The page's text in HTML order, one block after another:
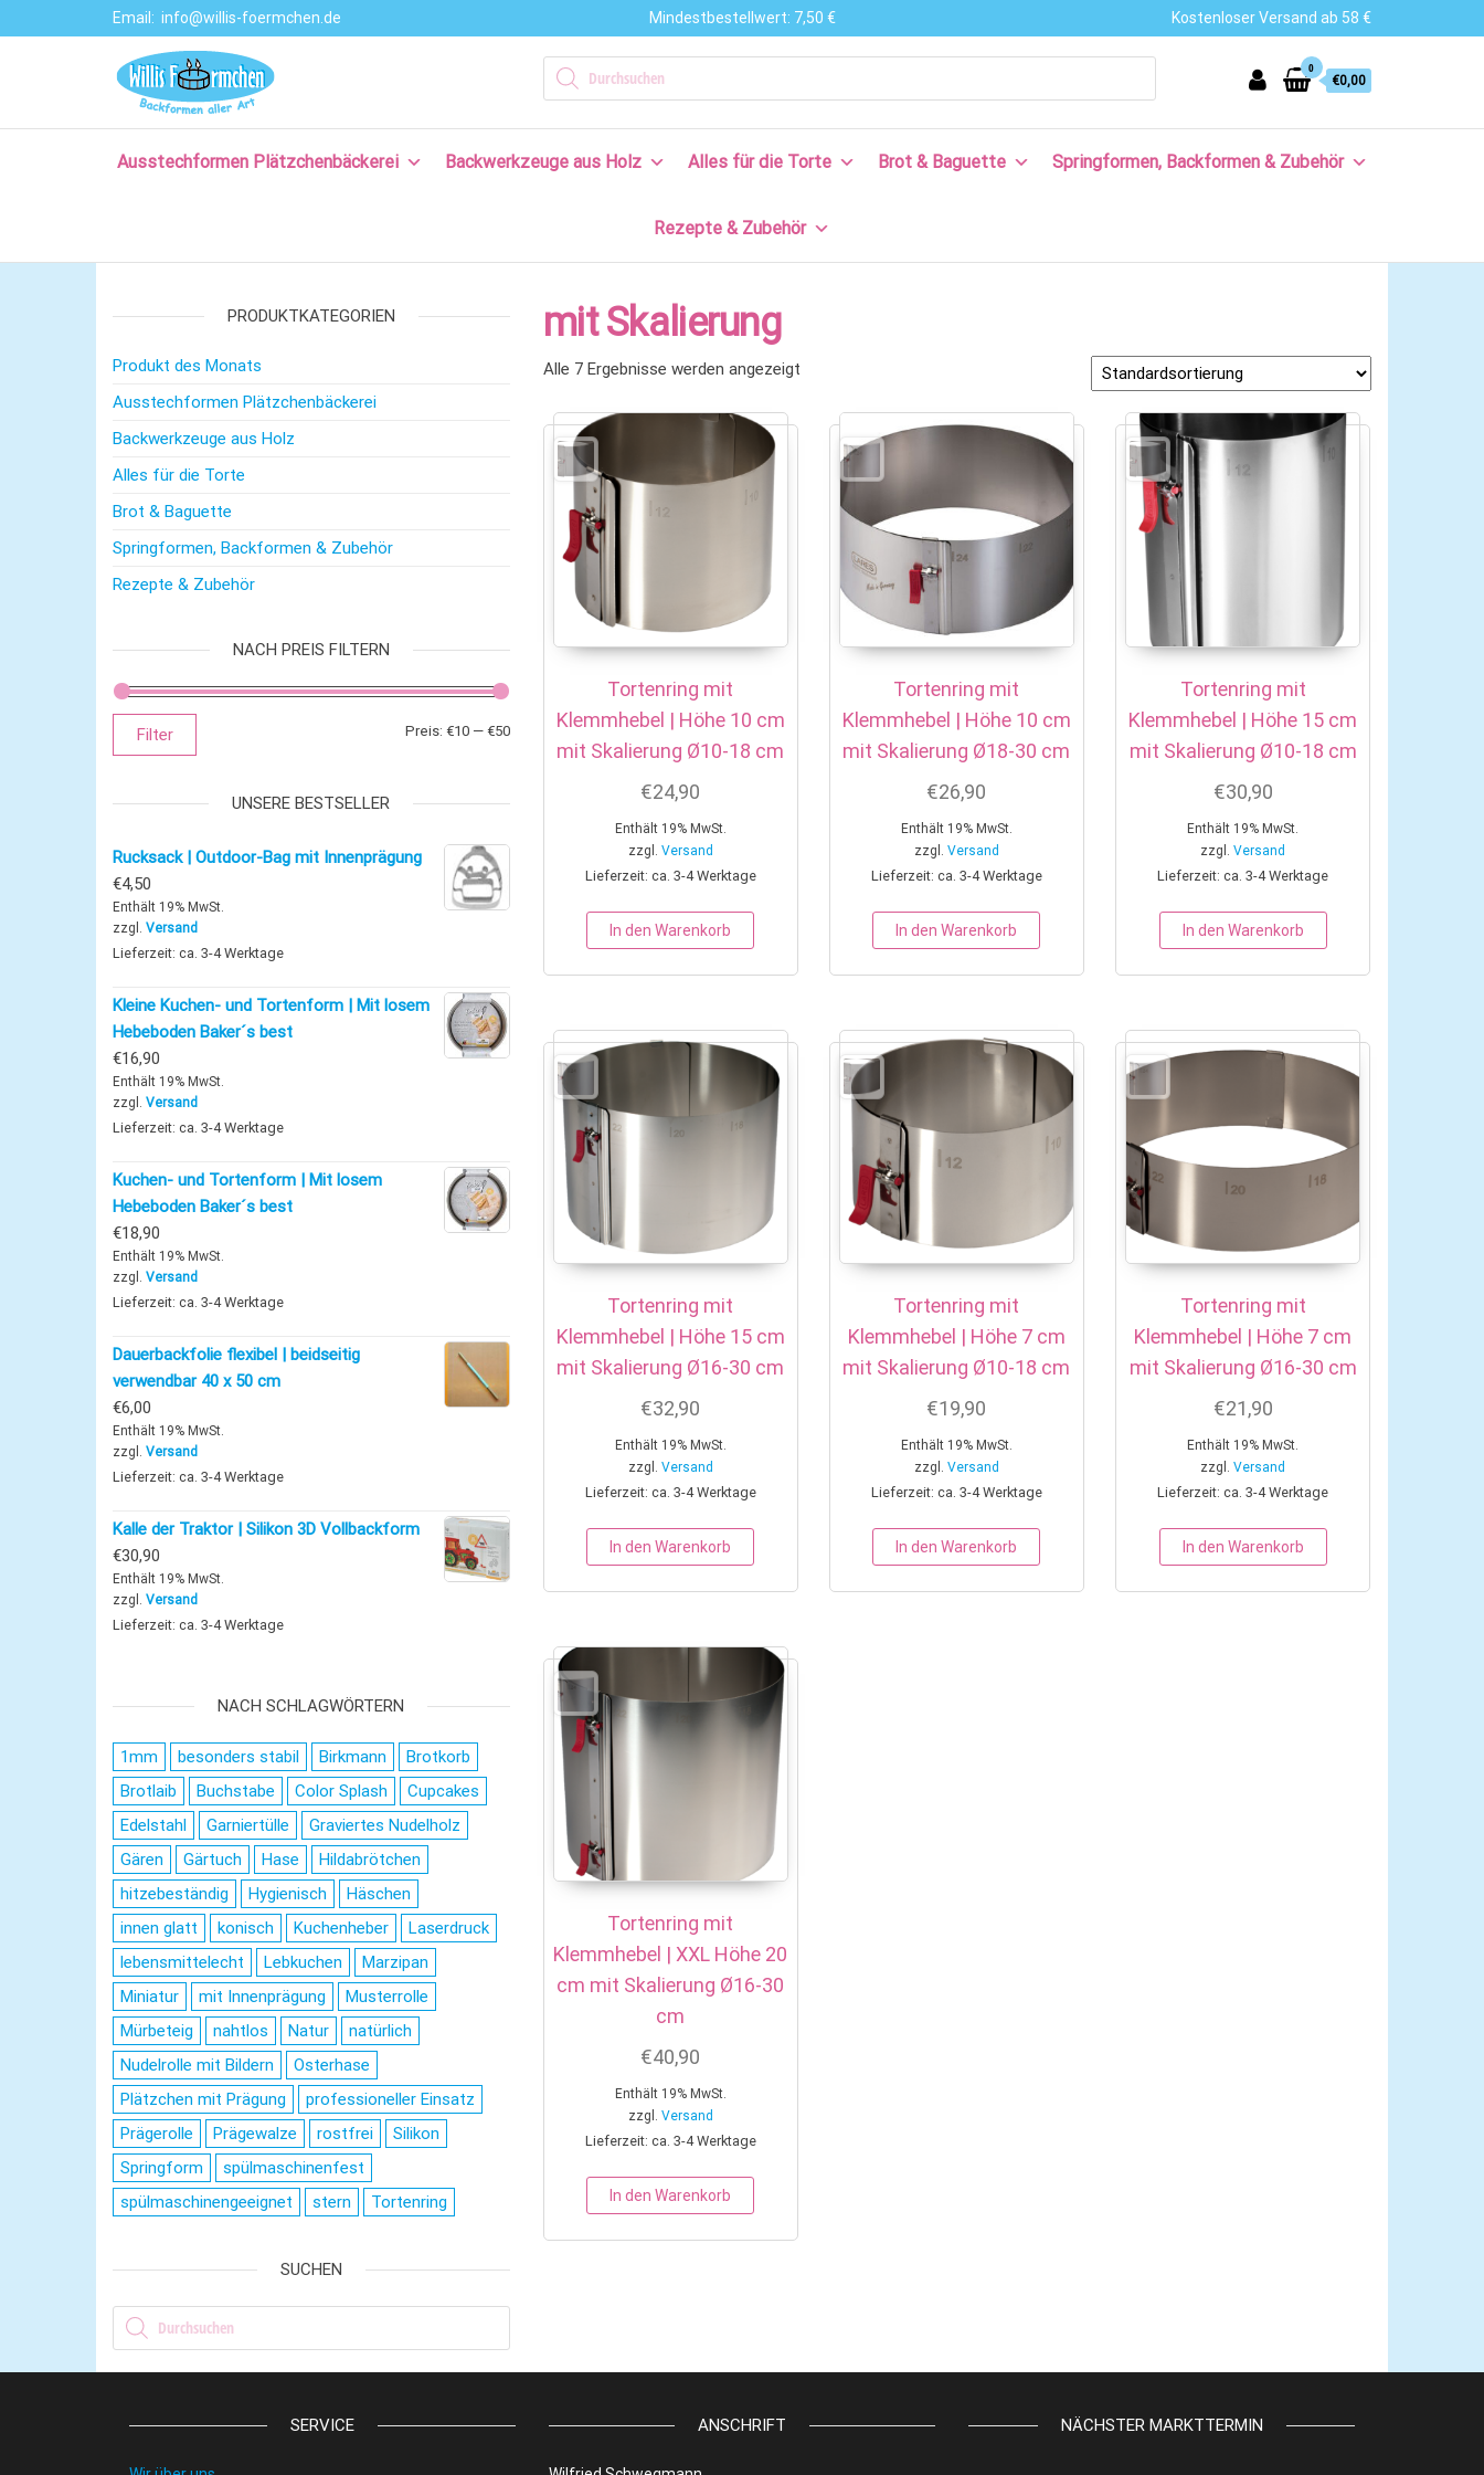
Email: info@willis-foermchen.de Mindestbestellwert: 7,50 € Kostenloser Versand ab 58 €
Ausstechformen
– Backformen
Große Auswahl
an
mit Rezepten
Products search
0
€0,00
Ausstechformen Plätzchenbäckerei Backwerkzeuge aus Holz Alles für die Torte Brot & Baguette Springformen, Backformen & Zubehör
Rezepte & Zubehör
mit Skalierung
Alle 7 Ergebnisse werden angezeigt
Tortenring mit
Klemmhebel | Höhe 10 cm
mit Skalierung Ø10-18 cm
€24,90
Enthält 19% MwSt.
zzgl. Versand
Lieferzeit: ca. 3-4 Werktage
In den Warenkorb
Tortenring mit
Klemmhebel | Höhe 10 cm
mit Skalierung Ø18-30 cm
€26,90
Enthält 19% MwSt.
zzgl. Versand
Lieferzeit: ca. 3-4 Werktage
In den Warenkorb
Tortenring mit
Klemmhebel | Höhe 15 cm
mit Skalierung Ø10-18 cm
€30,90
Enthält 19% MwSt.
zzgl.Versand
Lieferzeit: ca. 3-4 Werktage
In den Warenkorb
Tortenring mit
Klemmhebel | Höhe 15 cm
mit Skalierung Ø16-30 cm
€32,90
Enthält 19% MwSt.
zzgl. Versand
Lieferzeit: ca. 3-4 Werktage
In den Warenkorb
Tortenring mit
Klemmhebel | Höhe 7 cm
mit Skalierung Ø10-18 cm
€19,90
Enthält 19% MwSt.
zzgl. Versand
Lieferzeit: ca. 3-4 Werktage
In den Warenkorb
Tortenring mit
Klemmhebel | Höhe 7 cm
mit Skalierung Ø16-30 cm
€21,90
Enthält 19% MwSt.
zzgl.Versand
Lieferzeit: ca. 3-4 Werktage
In den Warenkorb
Tortenring mit
Klemmhebel | XXL Höhe 20
cm mit Skalierung Ø16-30
cm
€40,90
Enthält 19% MwSt.
zzgl. Versand
Lieferzeit: ca. 3-4 Werktage
In den Warenkorb
PRODUKTKATEGORIEN
Produkt des Monats
Ausstechformen Plätzchenbäckerei
Backwerkzeuge aus Holz
Alles für die Torte
Brot & Baguette
Springformen, Backformen & Zubehör
Rezepte & Zubehör
NACH PREIS FILTERN
Min. Preis
Max. Preis
Filter Preis: €10— €50
UNSERE BESTSELLER
Rucksack | Outdoor-Bag mit Innenprägung
€4,50
Enthält 19% MwSt.
zzgl. Versand
Lieferzeit: ca. 3-4 Werktage
Kleine Kuchen- und Tortenform | Mit losem
Hebeboden Baker´s best
€16,90
Enthält 19% MwSt.
zzgl. Versand
Lieferzeit: ca. 3-4 Werktage
Kuchen- und Tortenform | Mit losem
Hebeboden Baker´s best
€18,90
Enthält 19% MwSt.
zzgl. Versand
Lieferzeit: ca. 3-4 Werktage
Dauerbackfolie flexibel | beidseitig
verwendbar 40 x 50 cm
€6,00
Enthält 19% MwSt.
zzgl. Versand
Lieferzeit: ca. 3-4 Werktage
Kalle der Traktor | Silikon 3D Vollbackform
€30,90
Enthält 19% MwSt.
zzgl. Versand
Lieferzeit: ca. 3-4 Werktage
NACH SCHLAGWÖRTERN
1mm besonders stabil Birkmann
Brotkorb
Brotlaib
Buchstabe Color Splash
Cupcakes
Edelstahl
Garniertülle
Graviertes Nudelholz
Gären
Gärtuch Hase
Hildabrötchen
hitzebeständig
Hygienisch
Häschen
innen glatt
konisch Kuchenheber
Laserdruck
lebensmittelecht
Lebkuchen
Marzipan
Miniatur
mit Innenprägung
Musterrolle
Mürbeteig
nahtlos Natur
natürlich
Nudelrolle mit Bildern
Osterhase
Plätzchen mit Prägung
professioneller Einsatz
Prägerolle
Prägewalze rostfrei
Silikon
Springform
spülmaschinenfest
spülmaschinengeeignet
stern Tortenring
SUCHEN
Products search
SERVICE ANSCHRIFT NÄCHSTER MARKTTERMIN